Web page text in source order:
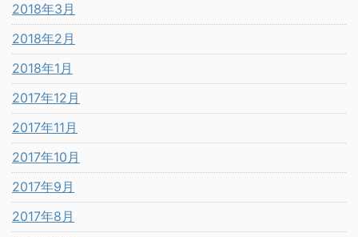
2018年3月
2018年2月
2018年1月
2017年12月
2017年11月
2017年10月
2017年9月
2017年8月